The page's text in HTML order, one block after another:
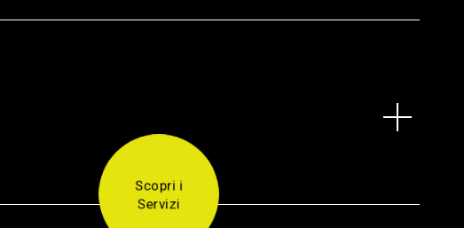
Scopri i
Servizi